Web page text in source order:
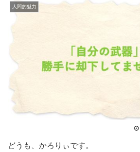
人間的魅力
どうも、かろりぃです。